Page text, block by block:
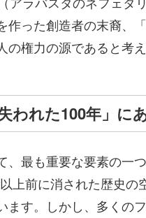
作った創造者の末裔、
権力の源であると考え
われた100年」に
最も重要な要素の一
上前に消された歴史の
ます。しかし、多くの